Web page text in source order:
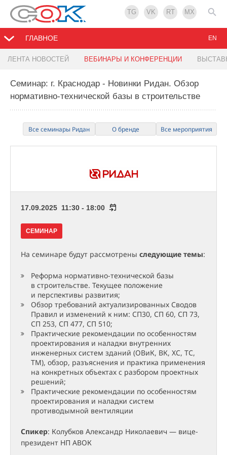
TG VK RT MX
ГЛАВНОЕ
ЛЕНТА НОВОСТЕЙ ВЕБИНАРЫ И КОНФЕРЕНЦИИ
EN
Семинар: г. Краснодар - Новинки Ридан. Обзор
нормативно-технической базы в строительстве
Все семинары Ридан О бренде Все мероприятия
17.09.2025 11:30 - 18:00
СЕМИНАР
На семинаре будут рассмотрены следующие темы:
Реформа нормативно-технической базы
в строительстве. Текущее положение
и перспективы развития;
Обзор требований актуализированных Сводов
Правил и изменений к ним: СП30, СП 60, СП 73,
СП 253, СП 477, СП 510;
Практические рекомендации по особенностям
проектирования и наладки внутренних
инженерных систем зданий (ОВиК, ВК, ХС, ТС,
ТМ), обзор, разъяснения и практика применения
на конкретных объектах с разбором проектных
решений;
Практические рекомендации по особенностям
проектирования и наладки систем
противодымной вентиляции
Спикер: Колубков Александр Николаевич — вице-
президент НП АВОК